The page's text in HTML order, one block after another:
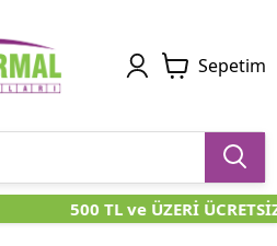
Sepetim
500 TL ve ÜZERİ